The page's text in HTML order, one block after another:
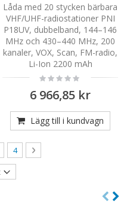
Låda med 20 stycken bärbara
VHF/UHF-radiostationer PNI
P18UV, dubbelband, 144–146
MHz och 430–440 MHz, 200
kanaler, VOX, Scan, FM-radio,
Li-Ion 2200 mAh
Rating:
0%
6 966,85 kr
Lägg till i kundvagn
reading page
Sida
4 Sida
Nästa